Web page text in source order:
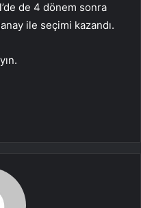
de 4 dönem sonra
ile seçimi kazandı.